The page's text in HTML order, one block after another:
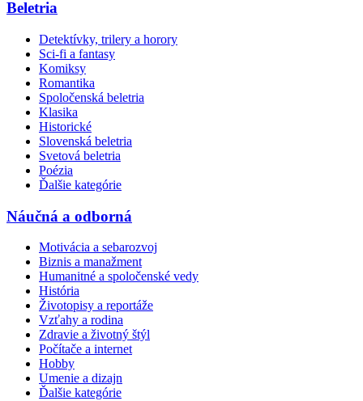
Beletria
Detektívky, trilery a horory
Sci-fi a fantasy
Komiksy
Romantika
Spoločenská beletria
Klasika
Historické
Slovenská beletria
Svetová beletria
Poézia
Ďalšie kategórie
Náučná a odborná
Motivácia a sebarozvoj
Biznis a manažment
Humanitné a spoločenské vedy
História
Životopisy a reportáže
Vzťahy a rodina
Zdravie a životný štýl
Počítače a internet
Hobby
Umenie a dizajn
Ďalšie kategórie